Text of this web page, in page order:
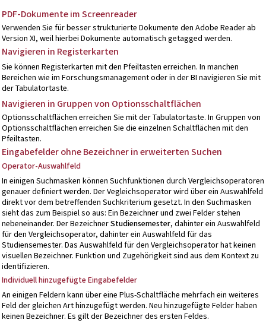
PDF-Dokumente im Screenreader
Verwenden Sie für besser strukturierte Dokumente den Adobe Reader ab
Version XI, weil hierbei Dokumente automatisch getagged werden.
Navigieren in Registerkarten
Sie können Registerkarten mit den Pfeiltasten erreichen. In manchen
Bereichen wie im Forschungsmanagement oder in der BI navigieren Sie mit
der Tabulatortaste.
Navigieren in Gruppen von Optionsschaltflächen
Optionsschaltflächen erreichen Sie mit der Tabulatortaste. In Gruppen von
Optionsschaltflächen erreichen Sie die einzelnen Schaltflächen mit den
Pfeiltasten.
Eingabefelder ohne Bezeichner in erweiterten Suchen
Operator-Auswahlfeld
In einigen Suchmasken können Suchfunktionen durch Vergleichsoperatoren
genauer definiert werden. Der Vegleichsoperator wird über ein Auswahlfeld
direkt vor dem betreffenden Suchkriterium gesetzt. In den Suchmasken
sieht das zum Beispiel so aus: Ein Bezeichner und zwei Felder stehen
nebeneinander. Der BezeichnerStudiensemester, dahinter ein Auswahlfeld
für den Vergleichsoperator, dahinter ein Auswahlfeld für das
Studiensemester. Das Auswahlfeld für den Vergleichsoperator hat keinen
visuellen Bezeichner. Funktion und Zugehörigkeit sind aus dem Kontext zu
identifizieren.
Individuell hinzugefügte Eingabefelder
An einigen Feldern kann über eine Plus-Schaltfläche mehrfach ein weiteres
Feld der gleichen Art hinzugefügt werden. Neu hinzugefügte Felder haben
keinen Bezeichner. Es gilt der Bezeichner des ersten Feldes.